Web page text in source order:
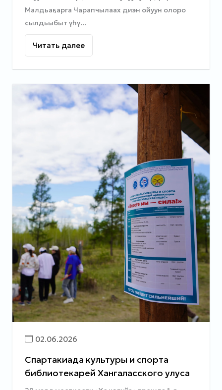
Малдьаҕарга Чарапчылаах диэн ойуун олоро
сылдьыбыт үһү...
Читать далее
02.06.2026
Спартакиада культуры и спорта
библиотекарей Хангаласского улуса